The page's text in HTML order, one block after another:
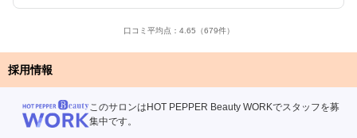
口コミ平均点： 4.65 （679件）
採用情報
このサロンはHOT PEPPER Beauty WORKでスタッフを募
集中です。